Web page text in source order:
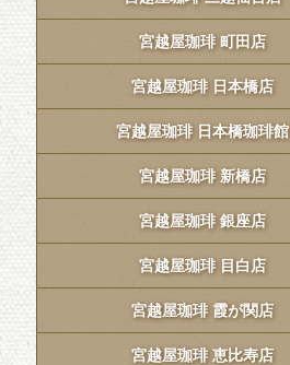
宮越屋珈琲 町田店
宮越屋珈琲 日本橋店
宮越屋珈琲 日本橋珈琲館
宮越屋珈琲 新橋店
宮越屋珈琲 銀座店
宮越屋珈琲 目白店
宮越屋珈琲 霞が関店
宮越屋珈琲 恵比寿店